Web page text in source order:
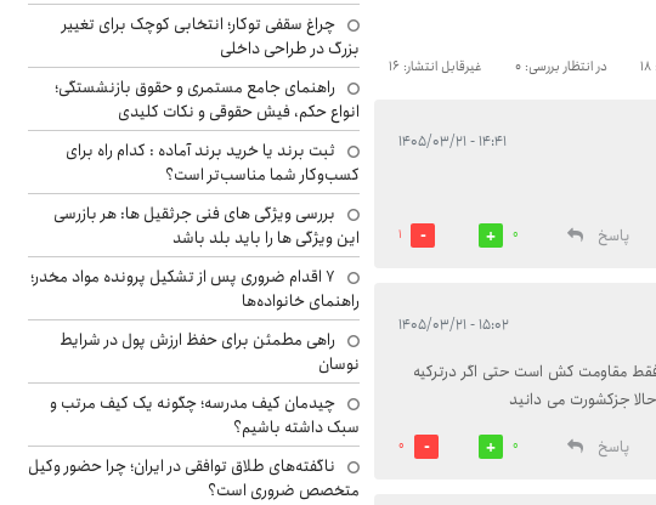
در انتظار بررسی: 0 غیرقابل انتشار: 16
۱۴:۴۱ - ۱۴۰۵/۰۳/۲۱
پاسخ
0
1
۱۵:۰۲ - ۱۴۰۵/۰۳/۲۱
فقط مقاومت کش است حتی اگر درترکیه
جزکشورت می دانید
پاسخ
0
0
چراغ سقفی توکار؛ انتخابی کوچک برای تغییر
بزرگ در طراحی داخلی
راهنمای جامع مستمری و حقوق بازنشستگی؛
انواع حکم، فیش حقوقی و نکات کلیدی
ثبت برند یا خرید برند آماده : کدام راه برای
کسب‌وکار شما مناسب‌تر است؟
بررسی ویژگی های فنی جرثقیل ها: هر بازرسی
این ویژگی ها را باید بلد باشد
۷ اقدام ضروری پس از تشکیل پرونده مواد مخدر؛
راهنمای خانواده‌ها
راهی مطمئن برای حفظ ارزش پول در شرایط
نوسان
چیدمان کیف مدرسه؛ چگونه یک کیف مرتب و
سبک داشته باشیم؟
ناگفته‌های طلاق توافقی در ایران؛ چرا حضور وکیل
متخصص ضروری است؟